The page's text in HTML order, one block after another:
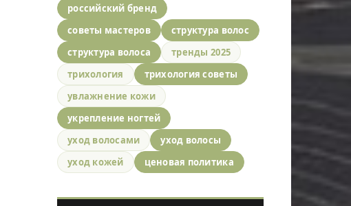
российский бренд
советы мастеров
структура волос
структура волоса
тренды 2025
трихология
трихология советы
увлажнение кожи
укрепление ногтей
уход волосами
уход волосы
уход кожей
ценовая политика